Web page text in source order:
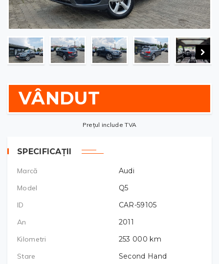
VÂNDUT
Prețul include TVA
SPECIFICAȚII
Marcă
Audi
Model
Q5
ID
CAR-59105
An
2011
Kilometri
253 000 km
Stare
Second Hand